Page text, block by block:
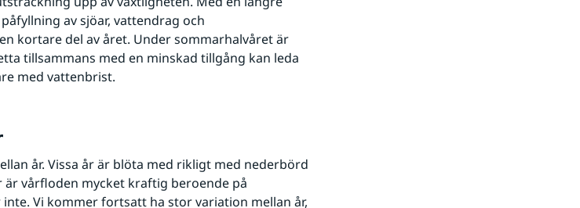
av sjöar, vattendrag och
kortare del av året. Under sommarhalvåret är
tillsammans med en minskad tillgång kan leda
med vattenbrist.
år. Vissa år är blöta med rikligt med nederbörd
är vårfloden mycket kraftig beroende på
Vi kommer fortsatt ha stor variation mellan år,